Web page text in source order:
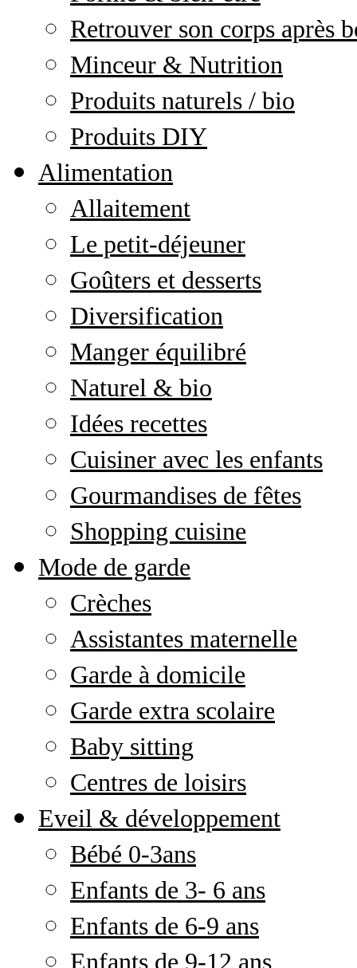
Retrouver son corps après
Minceur & Nutrition
Produits naturels / bio
Produits DIY
Alimentation
Allaitement
Le petit-déjeuner
Goûters et desserts
Diversification
Manger équilibré
Naturel & bio
Idées recettes
Cuisiner avec les enfants
Gourmandises de fêtes
Shopping cuisine
Mode de garde
Crèches
Assistantes maternelle
Garde à domicile
Garde extra scolaire
Baby sitting
Centres de loisirs
Eveil & développement
Bébé 0-3ans
Enfants de 3- 6 ans
Enfants de 6-9 ans
Enfants de 9-12 ans